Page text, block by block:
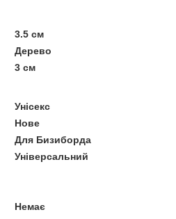
3.5 см
Дерево
3 см
Унісекс
Нове
Для Бизиборда
Універсальний
Немає